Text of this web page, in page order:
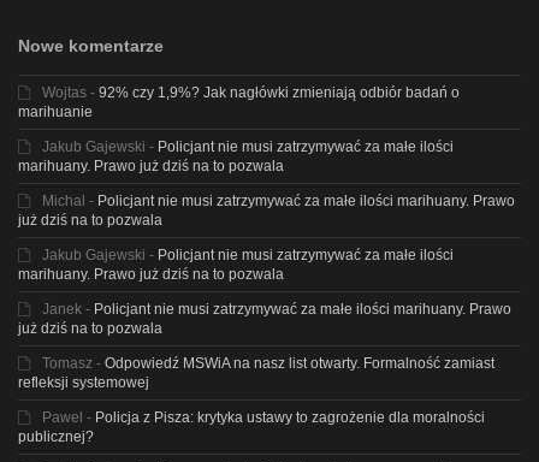
Nowe komentarze
Wojtas - 92% czy 1,9%? Jak nagłówki zmieniają odbiór badań o
marihuanie
Jakub Gajewski - Policjant nie musi zatrzymywać za małe ilości
marihuany. Prawo już dziś na to pozwala
Michal - Policjant nie musi zatrzymywać za małe ilości marihuany. Prawo
już dziś na to pozwala
Jakub Gajewski - Policjant nie musi zatrzymywać za małe ilości
marihuany. Prawo już dziś na to pozwala
Janek - Policjant nie musi zatrzymywać za małe ilości marihuany. Prawo
już dziś na to pozwala
Tomasz - Odpowiedź MSWiA na nasz list otwarty. Formalność zamiast
refleksji systemowej
Pawel - Policja z Pisza: krytyka ustawy to zagrożenie dla moralności
publicznej?